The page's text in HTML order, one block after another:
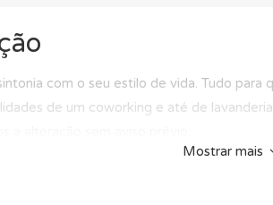
com o seu estilo de vida. Tudo para
de um coworking e até de
Mostrar mais